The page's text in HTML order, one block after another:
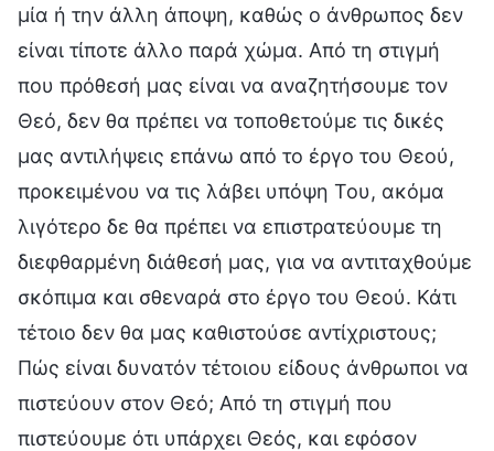
μία ή την άλλη άποψη, καθώς ο άνθρωπος δεν
είναι τίποτε άλλο παρά χώμα. Από τη στιγμή
που πρόθεσή μας είναι να αναζητήσουμε τον
Θεό, δεν θα πρέπει να τοποθετούμε τις δικές
μας αντιλήψεις επάνω από το έργο του Θεού,
προκειμένου να τις λάβει υπόψη Του, ακόμα
λιγότερο δε θα πρέπει να επιστρατεύουμε τη
διεφθαρμένη διάθεσή μας, για να αντιταχθούμε
σκόπιμα και σθεναρά στο έργο του Θεού. Κάτι
τέτοιο δεν θα μας καθιστούσε αντίχριστους;
Πώς είναι δυνατόν τέτοιου είδους άνθρωποι να
πιστεύουν στον Θεό; Από τη στιγμή που
πιστεύουμε ότι υπάρχει Θεός, και εφόσον